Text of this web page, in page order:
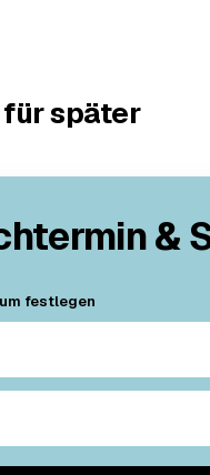
für später
&
festlegen